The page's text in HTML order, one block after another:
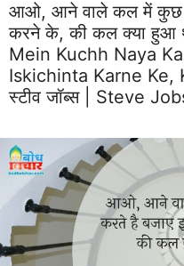
आओ, आने वाले कल में कुछ
करने के, की कल क्या हुआ
Mein Kuchh Naya
Iskichinta Karne Ke,
स्टीव जॉब्स | Steve